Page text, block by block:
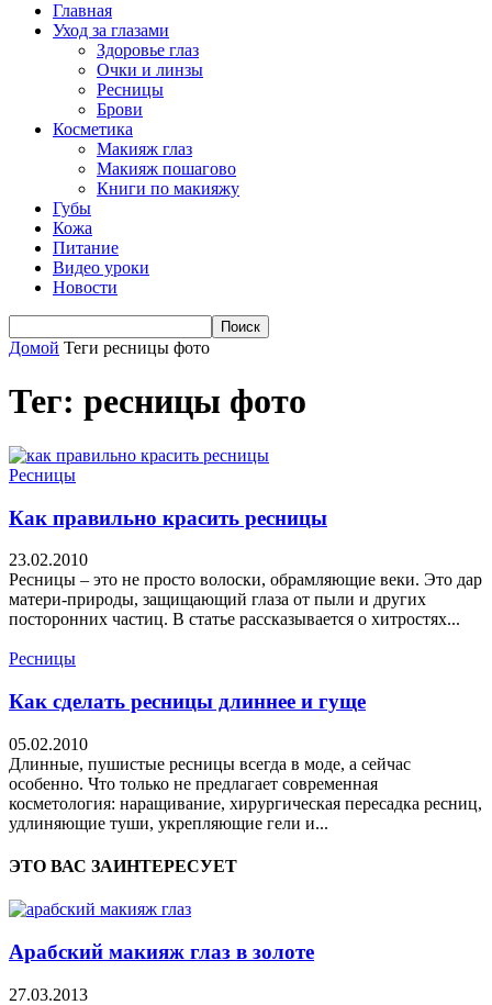
Главная
Уход за глазами
Здоровье глаз
Очки и линзы
Ресницы
Брови
Косметика
Макияж глаз
Макияж пошагово
Книги по макияжу
Губы
Кожа
Питание
Видео уроки
Новости
Домой Теги ресницы фото
Тег: ресницы фото
Ресницы
Как правильно красить ресницы
23.02.2010
Ресницы – это не просто волоски, обрамляющие веки. Это дар
матери-природы, защищающий глаза от пыли и других
посторонних частиц. В статье рассказывается о хитростях...
Ресницы
Как сделать ресницы длиннее и гуще
05.02.2010
Длинные, пушистые ресницы всегда в моде, а сейчас
особенно. Что только не предлагает современная
косметология: наращивание, хирургическая пересадка ресниц,
удлиняющие туши, укрепляющие гели и...
ЭТО ВАС ЗАИНТЕРЕСУЕТ
Арабский макияж глаз в золоте
27.03.2013